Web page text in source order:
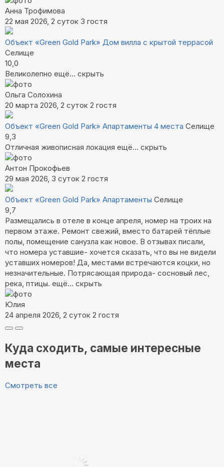
Анна Трофимова
22 мая 2026, 2 суток 3 гостя
Объект «Green Gold Park» Дом вилла с крытой террасой
Селище
10,0
Великолепно ещё... скрыть
Ольга Солохина
20 марта 2026, 2 суток 2 гостя
Объект «Green Gold Park» Апартаменты 4 места Селище
9,3
Отличная живописная локация ещё... скрыть
Антон Прокофьев
29 мая 2026, 3 суток 2 гостя
Объект «Green Gold Park» Апартаменты Селище
9,7
Размещались в отеле в конце апреля, номер на троих на
первом этаже. Ремонт свежий, вместо батарей тёплые
полы, помещение санузла как новое. В отзывах писали,
что номера уставшие- хочется сказать, что вы не видели
уставших номеров! Да, местами встречаются коцки, но
незначительные. Потрясающая природа- сосновый лес,
река, птицы. ещё... скрыть
Юлия
24 апреля 2026, 2 суток 2 гостя
Куда сходить, самые интересные
места
Смотреть все